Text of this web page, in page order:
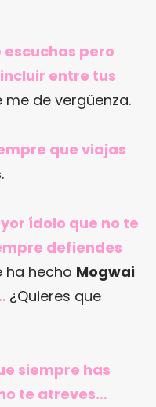
escuchas pero
entre tus
me de vergüenza.
que viajas
.
ídolo que no te
defiendes
ha hecho Mogwai
¿Quieres que
siempre has
te atreves…